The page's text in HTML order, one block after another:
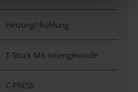
Heizung/-kühlung
T-Stück Mit Innengewinde
C-PRESS